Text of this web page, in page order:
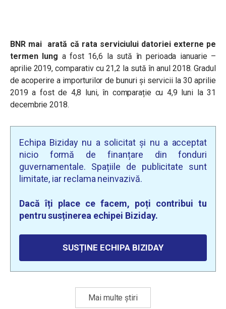
BNR mai arată că rata serviciului datoriei externe pe
termen lung a fost 16,6 la sută în perioada ianuarie –
aprilie 2019, comparativ cu 21,2 la sută în anul 2018. Gradul
de acoperire a importurilor de bunuri și servicii la 30 aprilie
2019 a fost de 4,8 luni, în comparație cu 4,9 luni la 31
decembrie 2018.
Echipa Biziday nu a solicitat și nu a acceptat
nicio formă de finanțare din fonduri
guvernamentale. Spațiile de publicitate sunt
limitate, iar reclama neinvazivă.
Dacă îți place ce facem, poți contribui tu
pentru susținerea echipei Biziday.
SUSȚINE ECHIPA BIZIDAY
Mai multe știri